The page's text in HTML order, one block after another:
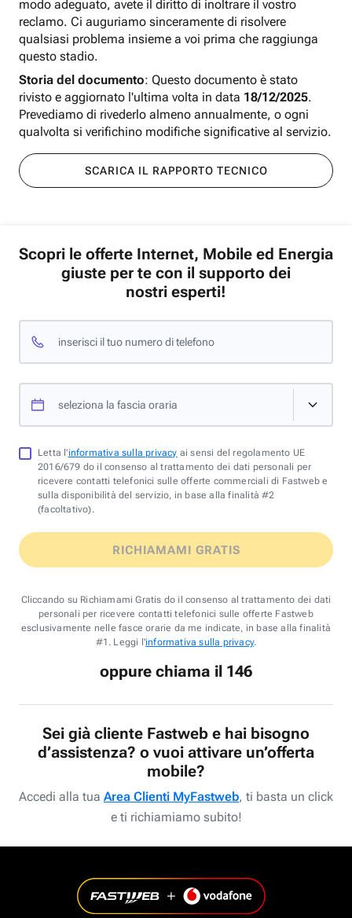
modo adeguato, avete il diritto di inoltrare il vostro
reclamo. Ci auguriamo sinceramente di risolvere
qualsiasi problema insieme a voi prima che raggiunga
questo stadio.
Storia del documento: Questo documento è stato
rivisto e aggiornato l'ultima volta in data 18/12/2025.
Prevediamo di rivederlo almeno annualmente, o ogni
qualvolta si verifichino modifiche significative al servizio.
SCARICA IL RAPPORTO TECNICO
Scopri le offerte Internet, Mobile ed Energia
giuste per te con il supporto dei
nostri esperti!
inserisci il tuo numero di telefono
seleziona la fascia oraria
Letta l'informativa sulla privacy ai sensi del regolamento UE
2016/679 do il consenso al trattamento dei dati personali per
ricevere contatti telefonici sulle offerte commerciali di Fastweb e
sulla disponibilità del servizio, in base alla finalità #2
(facoltativo).
RICHIAMAMI GRATIS
Cliccando su Richiamami Gratis do il consenso al trattamento dei dati
personali per ricevere contatti telefonici sulle offerte Fastweb
esclusivamente nelle fasce orarie da me indicate, in base alla finalità
#1. Leggi l'informativa sulla privacy.
oppure chiama il 146
Sei già cliente Fastweb e hai bisogno
d’assistenza? o vuoi attivare un’offerta
mobile?
Accedi alla tua Area Clienti MyFastweb, ti basta un click
e ti richiamiamo subito!